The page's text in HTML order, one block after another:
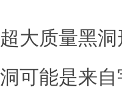
大质量黑
可能是来